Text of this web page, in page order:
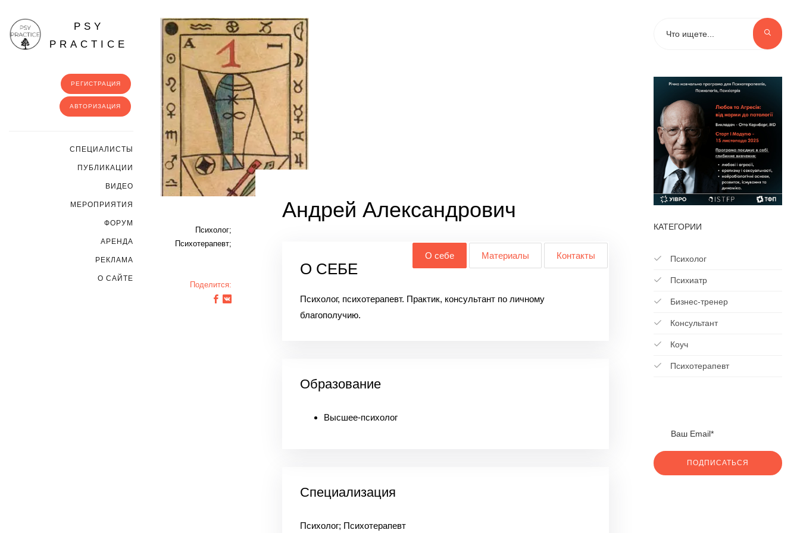
PSY
PRACTICE
РЕГИСТРАЦИЯ
АВТОРИЗАЦИЯ
CПЕЦИАЛИСТЫ
ПУБЛИКАЦИИ
ВИДЕО
МЕРОПРИЯТИЯ
ФОРУМ
АРЕНДА
РЕКЛАМА
О САЙТЕ
Психолог;
Психотерапевт;
Поделится:
Андрей Александрович
О себе Материалы Контакты
О СЕБЕ
Психолог, психотерапевт. Практик, консультант по личному
благополучию.
Образование
Высшее-психолог
Специализация
Психолог; Психотерапевт
КАТЕГОРИИ
Психолог
Психиатр
Бизнес-тренер
Консультант
Коуч
Психотерапевт
ПОДПИСАТЬСЯ